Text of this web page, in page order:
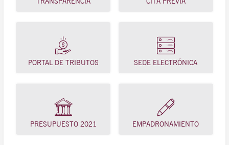
PORTAL DE TRIBUTOS SEDE ELECTRÓNICA
PRESUPUESTO 2021 EMPADRONAMIENTO